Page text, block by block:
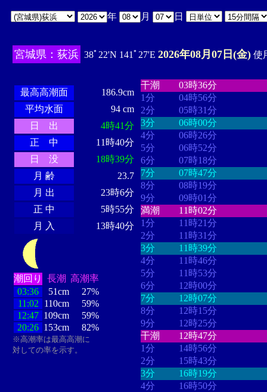
年 月 日
宮城県：荻浜 38ﾟ22'N 141ﾟ27'E 2026年08月07日(金) 使
最高高潮面
186.9cm
平均水面
94 cm
日 出
4時41分
正 中
11時40分
日 没
18時39分
月 齢
23.7
月 出
23時6分
正 中
5時55分
月 入
13時40分
潮回り 長潮 高潮率
03:36
51cm
27%
11:02
110cm
59%
12:47 109cm
59%
20:26 153cm 82%
※高潮率は最高高潮に
対しての率を示す。
干潮
03時36分
1分
04時56分
2分
05時31分
3分
06時00分
4分
06時26分
5分
06時52分
6分
07時18分
7分
07時47分
8分
08時19分
9分
09時01分
満潮
11時02分
1分
11時21分
2分
11時31分
3分
11時39分
4分
11時46分
5分
11時53分
6分
12時00分
7分
12時07分
8分
12時15分
9分
12時25分
干潮
12時47分
1分
14時56分
2分
15時43分
3分
16時19分
4分
16時50分